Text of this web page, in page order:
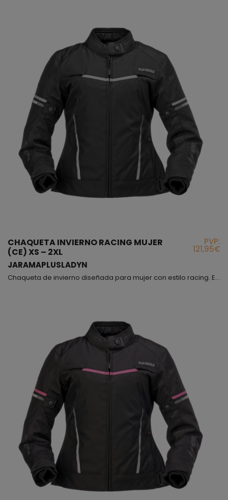
CHAQUETA INVIERNO RACING MUJER
(CE) XS – 2XL
JARAMAPLUSLADYN
PVP:
121,95€
Chaqueta de invierno diseñada para mujer con estilo racing. Este modelo es de talle corto, queda a la altura de la cintura aproximadamente, en el interior encontrarás un forro térmico desmontable, también lleva membrana impermeable fija. La chaqueta está equipada con tomas de aire en pecho y espalda, además de reflectantes para la visión nocturna; tienes la opción de poder ajustar mediante botones automáticos la anchura de los brazos y además, ajustar la manga en l...